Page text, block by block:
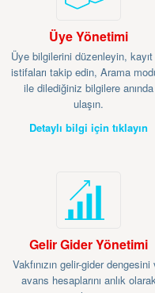
Üye Yönetimi
Üye bilgilerini düzenleyin,
istifaları takip edin, Arama
ile dilediğiniz bilgilere anında
ulaşın.
Detaylı bilgi için tıklayın
Gelir Gider Yönetimi
Vakfınızın gelir-gider dengesini
avans hesaplarını anlık